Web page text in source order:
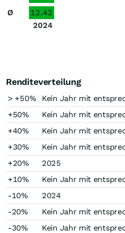
Ø
12.42
2024
Renditeverteilung
> +50%
Kein Jahr mit
+50%
Kein Jahr mit
+40%
Kein Jahr mit
+30%
Kein Jahr mit
+20%
2025
+10%
Kein Jahr mit
-10%
2024
-20%
Kein Jahr mit
-30%
Kein Jahr mit